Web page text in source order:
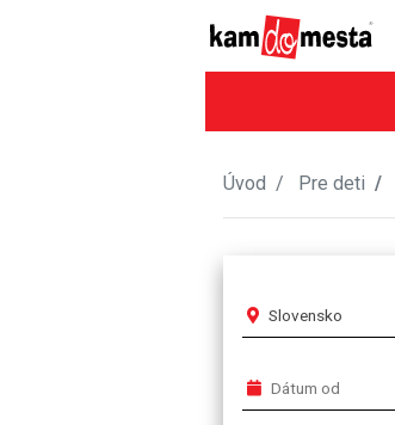
Úvod Pre deti
Slovensko